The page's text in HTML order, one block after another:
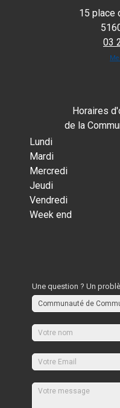
15 place
03
Horaires
de la
Lundi
Mardi
Mercredi
Jeudi
Vendredi
Week end
Une question ? Un